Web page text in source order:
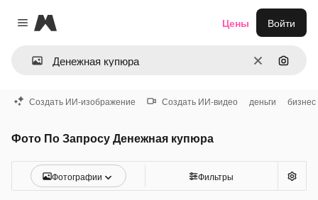
Close menu
Magnific
ОчиститьПоиск
Цены Войти
Создать ИИ-изображение Создать ИИ-видео деньги бизнес
Фото По Запросу Денежная купюра
Фотографии Фильтры